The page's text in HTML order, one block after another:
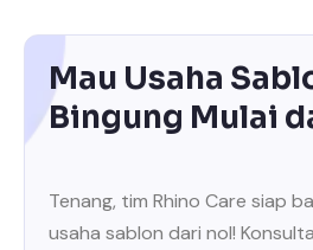
Mau Usaha
Bingung Mulai
Tenang, tim Rhino Care siap
usaha sablon dari nol!